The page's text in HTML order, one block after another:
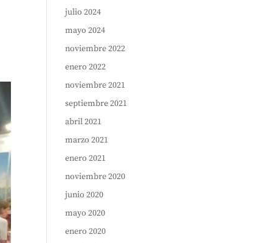
julio 2024
mayo 2024
noviembre 2022
enero 2022
noviembre 2021
septiembre 2021
abril 2021
marzo 2021
enero 2021
noviembre 2020
junio 2020
mayo 2020
enero 2020